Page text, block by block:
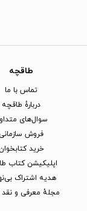
طاقچه
تماس با ما
دربارهٔ طاقچه
سوال‌های
فروش سازمانی
خرید
اپلیکیشن کتاب
هدیه اشتراک
مجلهٔ معرفی و